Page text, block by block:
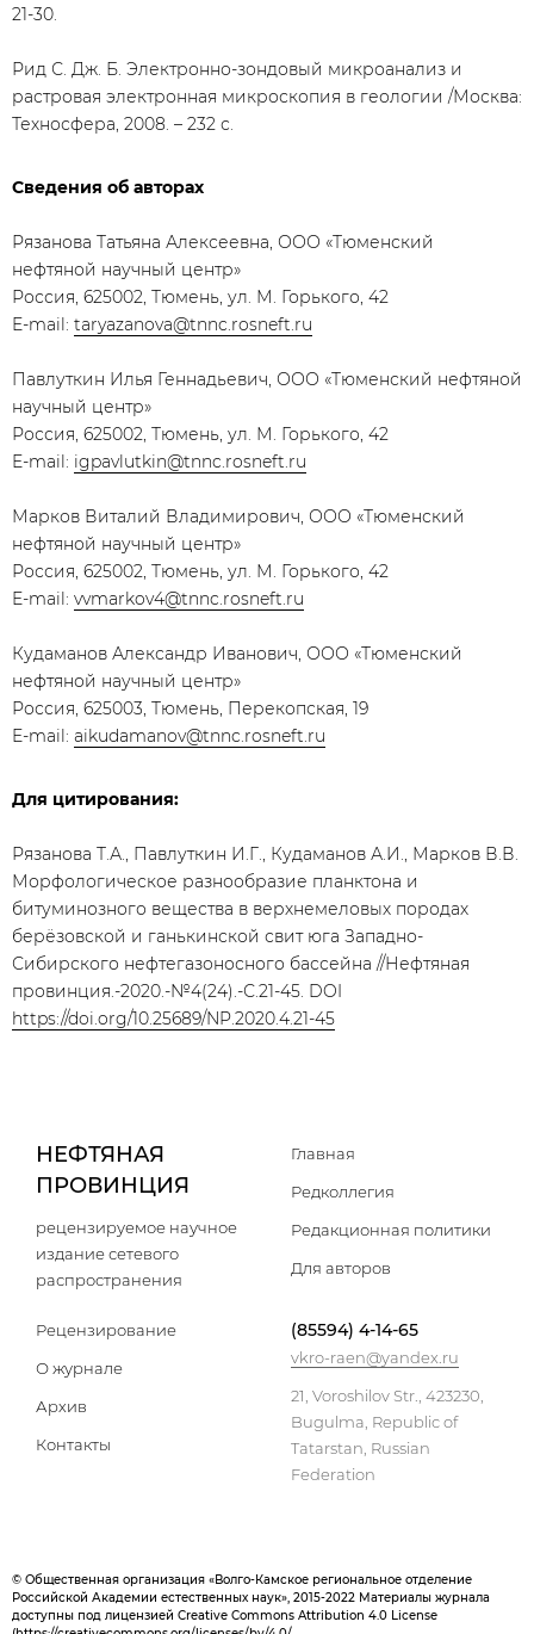
21-30.
Рид С. Дж. Б. Электронно-зондовый микроанализ и
растровая электронная микроскопия в геологии /Москва:
Техносфера, 2008. – 232 с.
Сведения об авторах
Рязанова Татьяна Алексеевна, ООО «Тюменский
нефтяной научный центр»
Россия, 625002, Тюмень, ул. М. Горького, 42
E-mail: taryazanova@tnnc.rosneft.ru
Павлуткин Илья Геннадьевич, ООО «Тюменский нефтяной
научный центр»
Россия, 625002, Тюмень, ул. М. Горького, 42
E-mail: igpavlutkin@tnnc.rosneft.ru
Марков Виталий Владимирович, ООО «Тюменский
нефтяной научный центр»
Россия, 625002, Тюмень, ул. М. Горького, 42
E-mail: vvmarkov4@tnnc.rosneft.ru
Кудаманов Александр Иванович, ООО «Тюменский
нефтяной научный центр»
Россия, 625003, Тюмень, Перекопская, 19
E-mail: aikudamanov@tnnc.rosneft.ru
Для цитирования:
Рязанова Т.А., Павлуткин И.Г., Кудаманов А.И., Марков В.В.
Морфологическое разнообразие планктона и
битуминозного вещества в верхнемеловых породах
берёзовской и ганькинской свит юга Западно-
Сибирского нефтегазоносного бассейна //Нефтяная
провинция.-2020.-№4(24).-С.21-45. DOI
https://doi.org/10.25689/NP.2020.4.21-45
НЕФТЯНАЯ
ПРОВИНЦИЯ
рецензируемое научное
издание сетевого
распространения
Главная
Редколлегия
Редакционная политики
Для авторов
Рецензирование
О журнале
Архив
Контакты
(85594) 4-14-65
vkro-raen@yandex.ru
21, Voroshilov Str., 423230,
Bugulma, Republic of
Tatarstan, Russian
Federation
© Общественная организация «Волго-Камское региональное отделение
Российской Академии естественных наук», 2015-2022 Материалы журнала
доступны под лицензией Creative Commons Attribution 4.0 License